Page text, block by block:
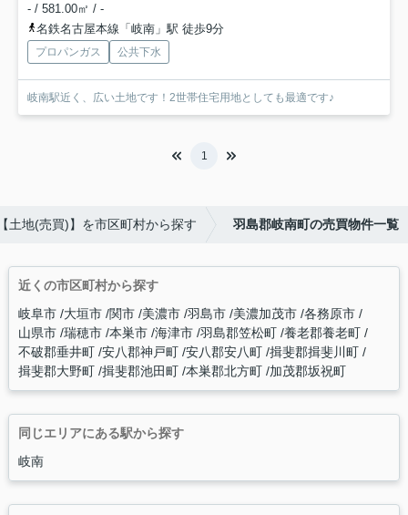
- / 581.00㎡ / -
名鉄名古屋本線「岐南」駅 徒歩9分
プロパンガス 公共下水
岐南駅近く、広い土地です！2世帯住宅用地としても最適です♪
1
土地(売買)】を市区町村から探す 羽島郡岐南町の売買物件一覧
近くの市区町村から探す
岐阜市 大垣市 関市 美濃市 羽島市 美濃加茂市 各務原市
山県市 瑞穂市 本巣市 海津市 羽島郡笠松町 養老郡養老町
不破郡垂井町 安八郡神戸町 安八郡安八町 揖斐郡揖斐川町
揖斐郡大野町 揖斐郡池田町 本巣郡北方町 加茂郡坂祝町
同じエリアにある駅から探す
岐南